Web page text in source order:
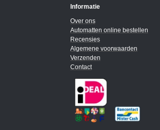
Informatie
Over ons
Automatten online bestellen
Recensies
Algemene voorwaarden
Verzenden
Contact